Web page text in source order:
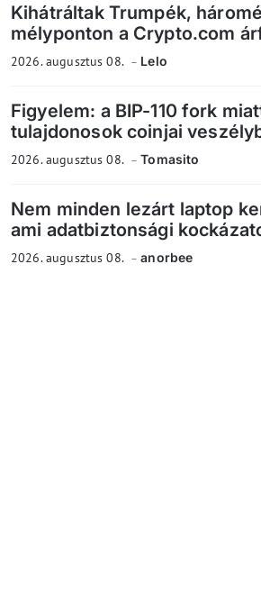
Kihátráltak Trumpék,
mélyponton a Crypto.com
2026. augusztus 08. Lelo
Figyelem: a BIP-110 fork
tulajdonosok coinjai
2026. augusztus 08. Tomasito
Nem minden lezárt laptop
ami adatbiztonsági
2026. augusztus 08. anorbee